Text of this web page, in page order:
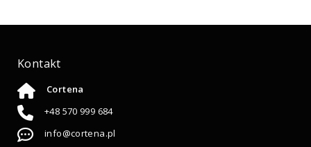
Kontakt
Cortena
+48 570 999 684
info@cortena.pl